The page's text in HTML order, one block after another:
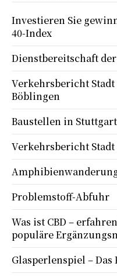
Investieren Sie
40-Index
Dienstbereitschaft
Verkehrsbericht
Böblingen
Baustellen in Stuttgart
Verkehrsbericht
Problemstoff-Abfuhr
Was ist CBD –
populäre
Glasperlenspiel –